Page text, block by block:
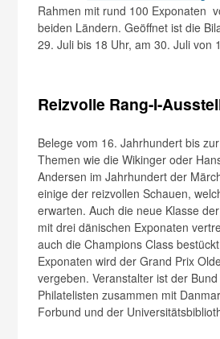
Rahmen mit rund 100 Exponaten
beiden Ländern. Geöffnet ist die
29. Juli bis 18 Uhr, am 30. Juli von
Reizvolle Rang-I-
Belege vom 16. Jahrhundert bis
Themen wie die Wikinger oder
Andersen im Jahrhundert der
einige der reizvollen Schauen,
erwarten. Auch die neue Klasse
mit drei dänischen Exponaten
auch die Champions Class
Exponaten wird der Grand Prix
vergeben. Veranstalter ist der
Philatelisten zusammen mit
Forbund und der